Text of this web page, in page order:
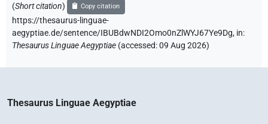
(Short citation) Copy citation
https://thesaurus-linguae-
aegyptiae.de/sentence/IBUBdwNDI2Omo0nZlWYJ67Ye9Dg, in:
Thesaurus Linguae Aegyptiae (accessed:09 Aug 2026)
Thesaurus Linguae Aegyptiae